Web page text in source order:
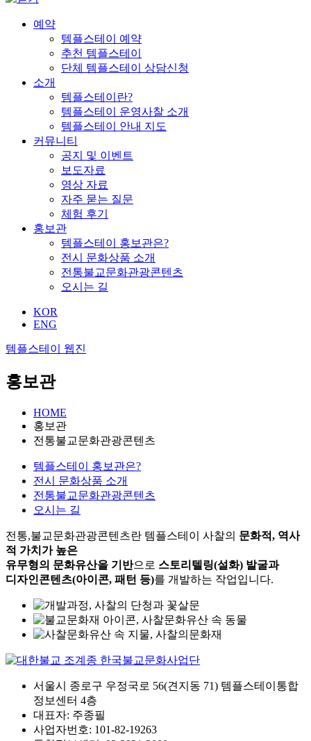
예약
템플스테이 예약
추천 템플스테이
단체 템플스테이 상담신청
소개
템플스테이란?
템플스테이 운영사찰 소개
템플스테이 안내 지도
커뮤니티
공지 및 이벤트
보도자료
영상 자료
자주 묻는 질문
체험 후기
홍보관
템플스테이 홍보관은?
전시 문화상품 소개
전통불교문화관광콘텐츠
오시는 길
KOR
ENG
템플스테이 웹진
홍보관
HOME
홍보관
전통불교문화관광콘텐츠
템플스테이 홍보관은?
전시 문화상품 소개
전통불교문화관광콘텐츠
오시는 길
전통,불교문화관광콘텐츠란 템플스테이 사찰의 문화적, 역사
적 가치가 높은
유무형의 문화유산을 기반으로 스토리텔링(설화) 발굴과
디자인콘텐츠(아이콘, 패턴 등)를 개발하는 작업입니다.
서울시 종로구 우정국로 56(견지동 71) 템플스테이통합
정보센터 4층
대표자: 주종필
사업자번호: 101-82-19263